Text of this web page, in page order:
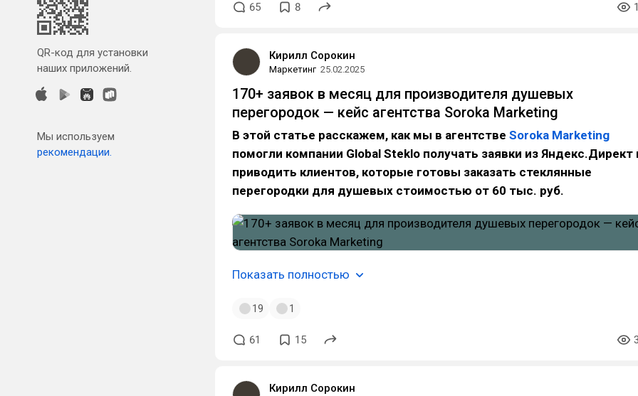
QR-код для установки
наших приложений.
Мы используем
рекомендации.
65 8
Кирилл Сорокин
Маркетинг 25.02.2025
170+ заявок в месяц для производителя душевых
перегородок — кейс агентства Soroka Marketing
В этой статье расскажем, как мы в агентстве Soroka Marketing
помогли компании Global Steklo получать заявки из Яндекс.Директ
приводить клиентов, которые готовы заказать стеклянные
перегородки для душевых стоимостью от 60 тыс. руб.
Показать полностью
19 1
61 15
Кирилл Сорокин